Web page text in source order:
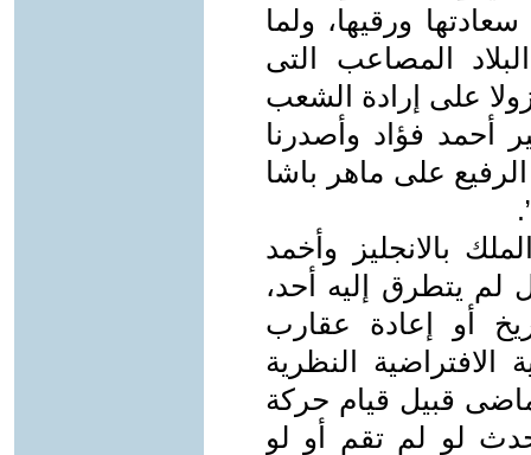
ورقيها، ولما
المصاعب التى
على إرادة الشعب
أحمد فؤاد وأصدرنا
على ماهر باشا
بالانجليز وأخمد
يتطرق إليه أحد،
أو إعادة عقارب
الافتراضية النظرية
قبيل قيام حركة
لو لم تقم أو لو